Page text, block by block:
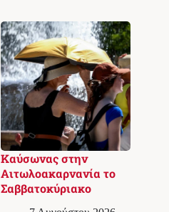
Καύσωνας στην
Αιτωλοακαρνανία το
Σαββατοκύριακο